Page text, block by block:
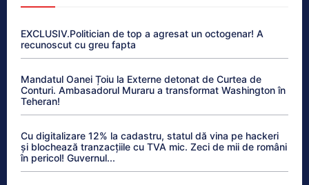
EXCLUSIV.Politician de top a agresat un octogenar! A
recunoscut cu greu fapta
Mandatul Oanei Țoiu la Externe detonat de Curtea de
Conturi. Ambasadorul Muraru a transformat Washington în
Teheran!
Cu digitalizare 12% la cadastru, statul dă vina pe hackeri
și blochează tranzacțiile cu TVA mic. Zeci de mii de români
în pericol! Guvernul...